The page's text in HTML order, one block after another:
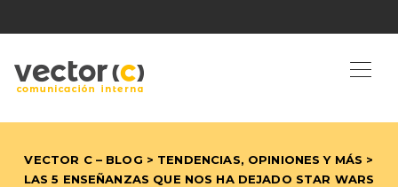
VECTOR C – BLOG > TENDENCIAS, OPINIONES Y MÁS >
LAS 5 ENSEÑANZAS QUE NOS HA DEJADO STAR WARS